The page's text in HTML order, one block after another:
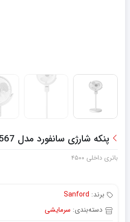
پنکه شارژی سانفورد مدل san5567
باتری داخلی ۴۵۰۰
برند: Sanford
دسته‌بندی: سرمایشی